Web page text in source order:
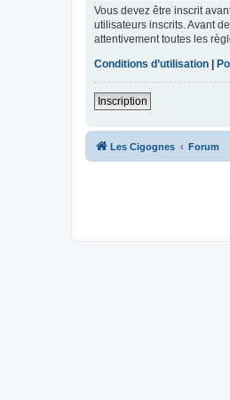
Vous devez être inscrit
utilisateurs inscrits. Avant
attentivement toutes les
Conditions d’utilisation
Inscription
Les Cigognes Forum